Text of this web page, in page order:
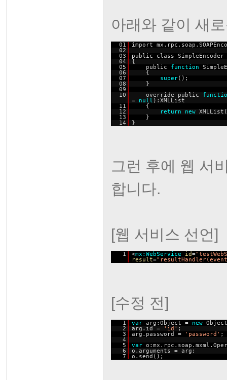
아래와 같이 새
01
import
02
03
public class SimpleEncoder
04
{
05
public function
06
{
07
super();
08
}
09
10
override public
= null ):XMLList
11
{
12
return new
13
}
14
}
그런 후에 웹 서
합니다.
[웹 서비스 선언]
1 <mx:WebService id=
result=
[수정 전]
1 var arg:Object = new
2
arg.id = 'id' ;
3
arg.password = 'password' ;
4
5
var
6
o.arguments = arg;
7
o.send();